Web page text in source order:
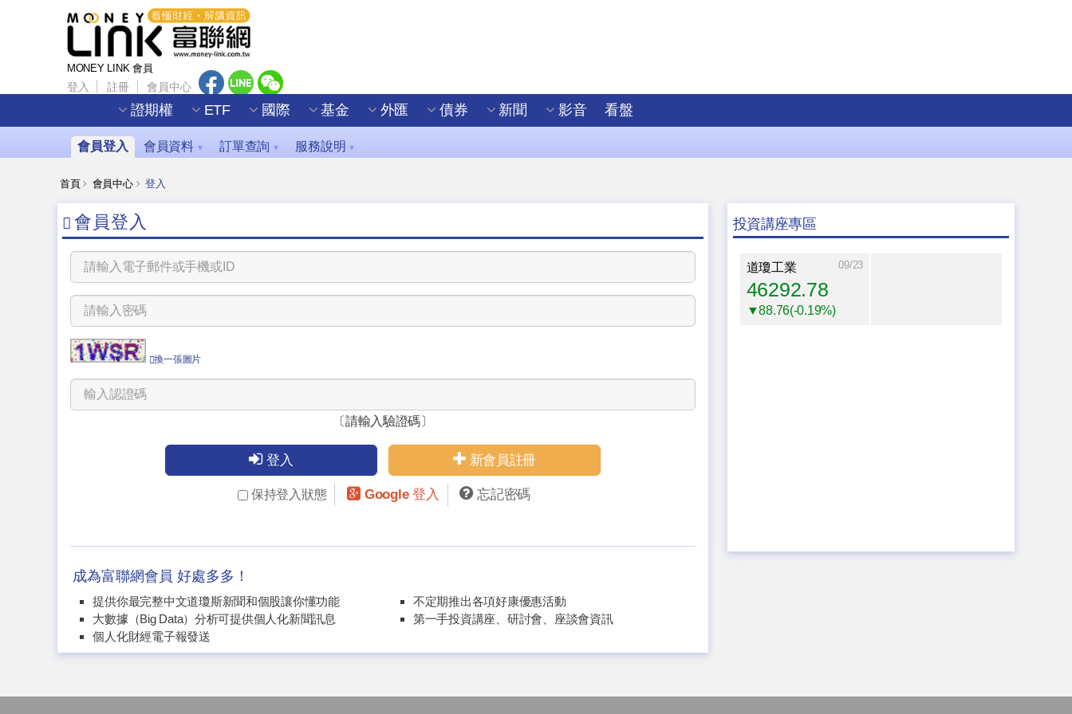
MONEY LINK 會員
登入 註冊 會員中心
證期權 ETF 國際 基金 外匯 債券 新聞 影音 看盤
會員登入 會員資料 ▼ 訂單查詢 ▼ 服務說明 ▼
首頁 會員中心 登入
會員登入
換一張圖片
〔請輸入驗證碼〕
登入 新會員註冊
保持登入狀態 Google 登入 忘記密碼
成為富聯網會員 好處多多！
提供你最完整中文道瓊斯新聞和個股讓你懂功能
大數據（Big Data）分析可提供個人化新聞訊息
個人化財經電子報發送
不定期推出各項好康優惠活動
第一手投資講座、研討會、座談會資訊
投資講座專區
道瓊工業 09/23
46292.78
▼88.76(-0.19%)